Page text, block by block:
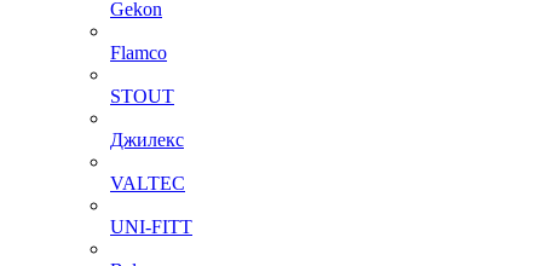
Gekon
Flamco
STOUT
Джилекс
VALTEC
UNI-FITT